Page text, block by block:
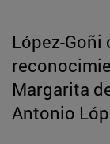
López-
Margarita
Antonio